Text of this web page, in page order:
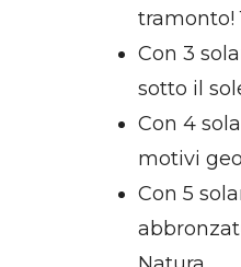
tramonto!
Con 3
sotto il
Con 4
motivi
Con 5